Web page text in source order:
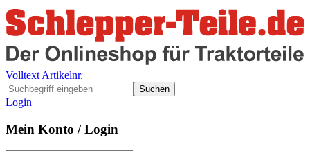
Volltext Artikelnr.
Suchen
Login
Mein Konto / Login